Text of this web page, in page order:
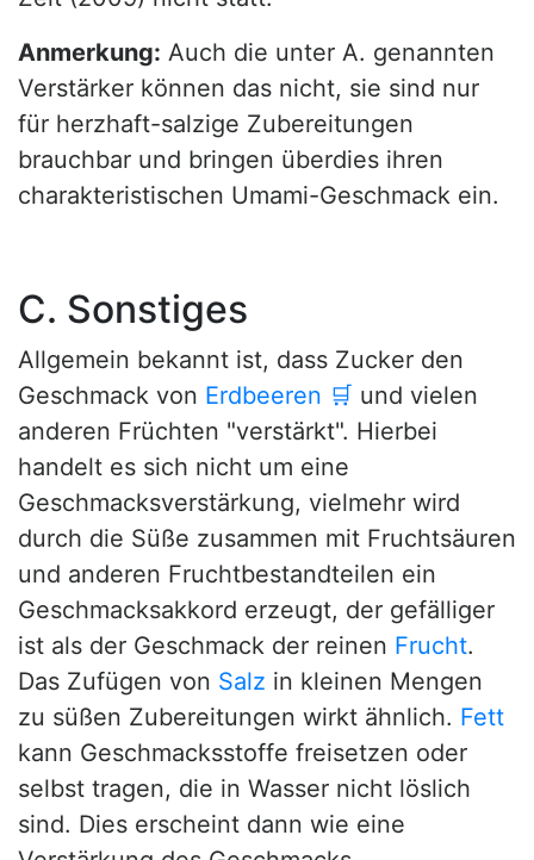
Anmerkung: Auch die unter A. genannten
Verstärker können das nicht, sie sind nur
für herzhaft-salzige Zubereitungen
brauchbar und bringen überdies ihren
charakteristischen Umami-Geschmack ein.
C. Sonstiges
Allgemein bekannt ist, dass Zucker den
Geschmack von Erdbeeren 🛒 und vielen
anderen Früchten "verstärkt". Hierbei
handelt es sich nicht um eine
Geschmacksverstärkung, vielmehr wird
durch die Süße zusammen mit Fruchtsäuren
und anderen Fruchtbestandteilen ein
Geschmacksakkord erzeugt, der gefälliger
ist als der Geschmack der reinen Frucht.
Das Zufügen von Salz in kleinen Mengen
zu süßen Zubereitungen wirkt ähnlich. Fett
kann Geschmacksstoffe freisetzen oder
selbst tragen, die in Wasser nicht löslich
sind. Dies erscheint dann wie eine